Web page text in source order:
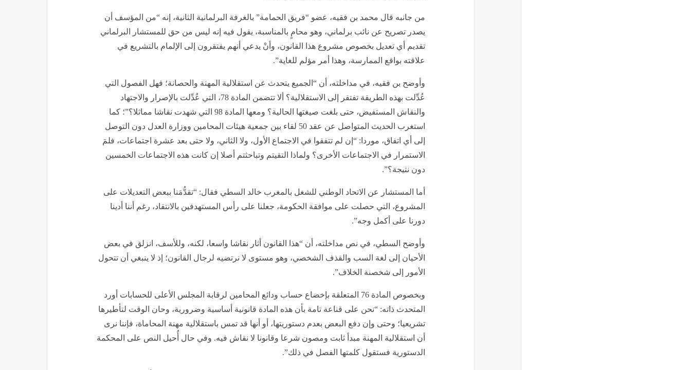
من جانبه قال محمد بن فقيه، عضو “فريق الحمامة” بالغرفة البرلمانية الثانية، إنه “من المؤسف أن
يصدر تصريح عن نائب برلماني، وهو محامٍ بالمناسبة، يقول فيه إنه ليس من حق للمستشار البرلماني
تقديم أي تعديل بخصوص مشروع هذا القانون، وأنْ يدعي أنهم يفتقرون إلى الإلمام بالتشريع في
علاقته بواقع الممارسة، وهذا أمر مؤلم للغاية”.
وأوضح بن فقيه، في مداخلته، أن “الجميع يتحدث عن استقلالية المهنة والحصانة؛ فهل الفصول التي
عُدِّلت بهذه الطريقة تفتقر إلى الاستقلالية؟ ألا تتضمن المادة 78، التي عُدِّلت بالإصرار والاجتهاد
والنقاش المستفيض، حتى بلغت صيغتها الحالية؟ ومعها المادة 98 التي شهدت نقاشا مماثلا؟”؛ كما
استغرب الحديث المتواصل عن عقد 50 لقاء بين جمعية هيئات المحامين ووزارة العدل دون التوصل
إلى أي اتفاق، موردا: “إن لم تتفقوا في الاجتماع الأول، ولا الثاني، ولا حتى بعد عشرة اجتماعات، فلمَ
الاستمرار في الاجتماعات الأخرى؟ ولماذا التقيتم وتباحثتم أصلا إن كانت هذه الاجتماعات الخمسين
دون نتيجة؟”.
أما المستشار عن الاتحاد الوطني للشغل بالمغرب خالد السطي فقال: “تقدُّمَنا ببعض التعديلات على
المشروع، التي حصلت على موافقة الحكومة، جعلنا على رأس المستهدفين بالانتقاد، رغم أننا أدينا
دورنا على أكمل وجه”.
وأوضح السطي، في نص مداخلته، أن “هذا القانون أثار نقاشا واسعا، لكنه، وللأسف، انزلق في بعض
الأحيان إلى لغة السب والقذف الشخصي، وهو مستوى لا نرتضيه لرجال القانون؛ إذ لا ينبغي أن تتحول
الأمور إلى شخصنة الخلاف”.
وبخصوص المادة 76 المتعلقة بإخضاع حساب ودائع المحامين لرقابة المجلس الأعلى للحسابات أورد
المتحدث ذاته: “نحن على قناعة تامة بأن هذه المادة قانونية أساسية وضرورية، وحان الوقت لتأطيرها
تشريعيا؛ وحتى وإن دفع البعض بعدم دستوريتها، أو أنها قد تمس باستقلالية مهنة المحاماة، فإننا نرى
أن استقلالية المهنة مبدأ ثابت ومصون شرعا وقانونا لا نقاش فيه. وفي حال أُحيل النص على المحكمة
الدستورية فستقول كلمتها الفصل في ذلك”.